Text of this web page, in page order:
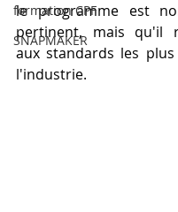
formation CPF
SNAPMAKER
le programme est
pertinent, mais qu'il
aux standards les
l'industrie.